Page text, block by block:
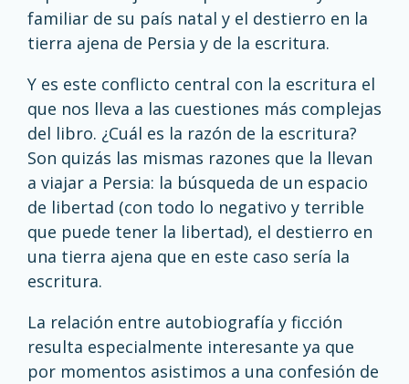
familiar de su país natal y el destierro en la
tierra ajena de Persia y de la escritura.
Y es este conflicto central con la escritura el
que nos lleva a las cuestiones más complejas
del libro. ¿Cuál es la razón de la escritura?
Son quizás las mismas razones que la llevan
a viajar a Persia: la búsqueda de un espacio
de libertad (con todo lo negativo y terrible
que puede tener la libertad), el destierro en
una tierra ajena que en este caso sería la
escritura.
La relación entre autobiografía y ficción
resulta especialmente interesante ya que
por momentos asistimos a una confesión de